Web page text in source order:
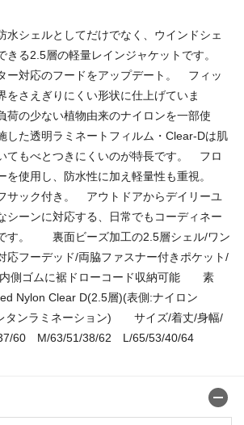
水シェルとしてだけでなく、ウインドシェ
きる2.5層の軽量レインジャケットです。
ー対応のフードをアップデート。 フィッ
をさえぎりにくい形状に仕上げていま
の少ない植物由来のナイロンを一部使
た透明ラミネートフィルム・Clear-Dは肌
てもべとつきにくいのが特長です。 フロ
を使用し、防水性に加え軽量性も重視。
サック付き。 アウトドアからデイリーユ
シーンに対応する、日常でもコーディネー
です。 裏面ビーズ加工の2.5層シェル/ワン
応フーデッド/両脇ファスナー付きポケット/
内側ゴムに裾ドローコード収納可能 素
Nylon Clear D(2.5層)(表側:ナイロン
タンラミネーション) サイズ/着丈/身幅/
60 M/63/51/38/62 L/65/53/40/64